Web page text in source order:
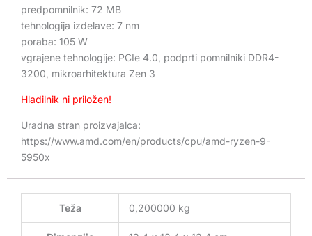
predpomnilnik: 72 MB
tehnologija izdelave: 7 nm
poraba: 105 W
vgrajene tehnologije: PCIe 4.0, podprti pomnilniki DDR4-
3200, mikroarhitektura Zen 3
Hladilnik ni priložen!
Uradna stran proizvajalca:
https://www.amd.com/en/products/cpu/amd-ryzen-9-
5950x
Teža 0,200000 kg